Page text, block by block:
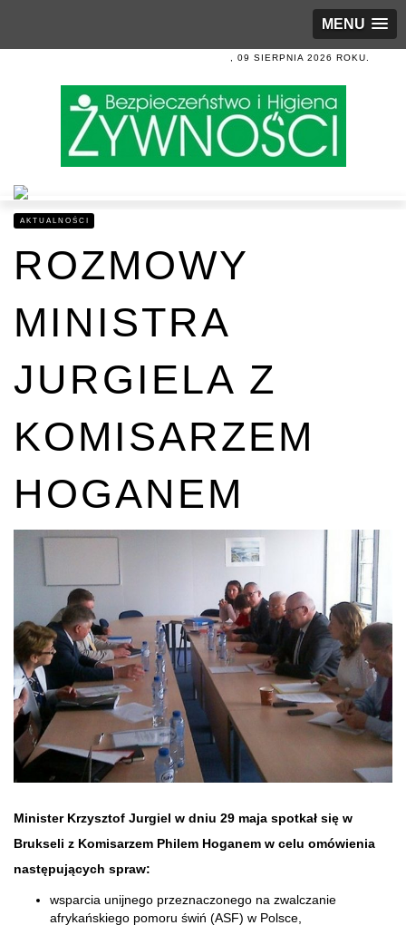
MENU
, 09 SIERPNIA 2026 ROKU.
AKTUALNOŚCI
ROZMOWY
MINISTRA
JURGIELA Z
KOMISARZEM
HOGANEM
Minister Krzysztof Jurgiel w dniu 29 maja spotkał się w
Brukseli z Komisarzem Philem Hoganem w celu omówienia
następujących spraw:
wsparcia unijnego przeznaczonego na zwalczanie
afrykańskiego pomoru świń (ASF) w Polsce,